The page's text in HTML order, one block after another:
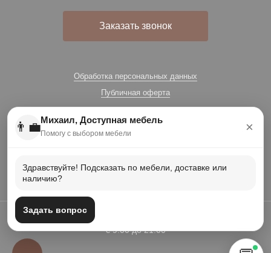
Заказать звонок
Обработка персональных данных
Публичная оферта
Есть вопросы? Звоните: +7 (996) 566-28-52 Работаем для вас
с 9:00 до 21:00
👨‍💼Михаил, Доступная мебель
Помогу с выбором мебели ×
Здравствуйте! Подсказать по мебели, доставке или
наличию?
Задать вопрос